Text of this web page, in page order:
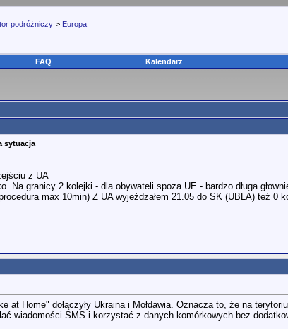
podróżniczy > Europa
FAQ Kalendarz
sytuacja
z UA
Na granicy 2 kolejki - dla obywateli spoza UE - bardzo długa
max 10min) Z UA wyjeżdzałem 21.05 do SK (UBLA) też
at Home" dołączyły Ukraina i Mołdawia. Oznacza to, że na
wiadomości SMS i korzystać z danych komórkowych bez